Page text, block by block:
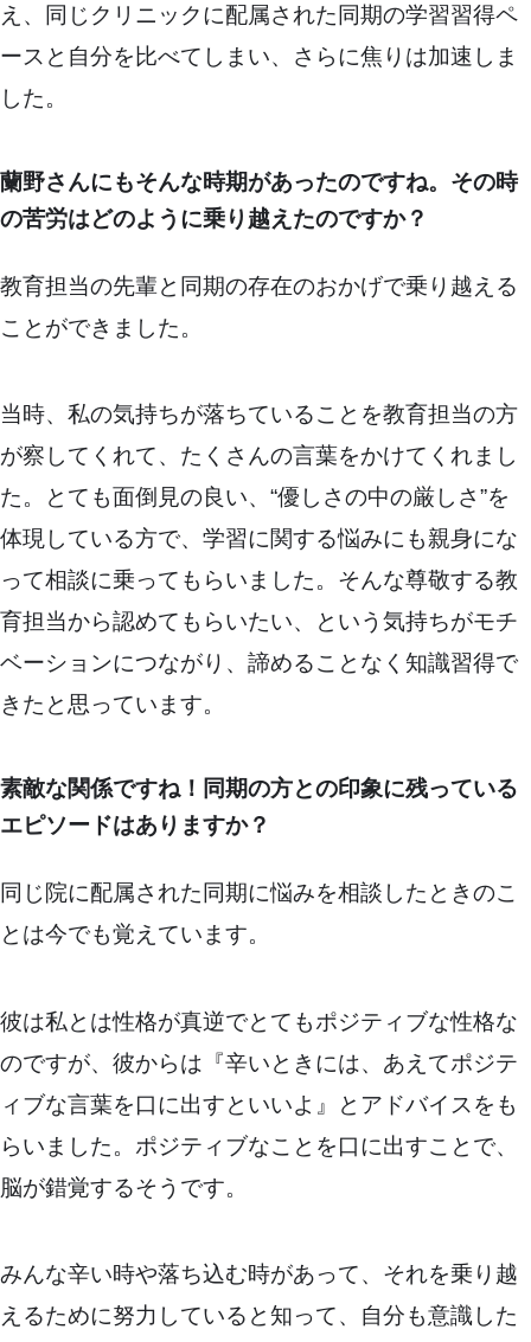
え、同じクリニックに配属された同期の学習習得ペ
ースと自分を比べてしまい、さらに焦りは加速しま
した。
蘭野さんにもそんな時期があったのですね。その時
の苦労はどのように乗り越えたのですか？
教育担当の先輩と同期の存在のおかげで乗り越える
ことができました。
当時、私の気持ちが落ちていることを教育担当の方
が察してくれて、たくさんの言葉をかけてくれまし
た。とても面倒見の良い、“優しさの中の厳しさ”を
体現している方で、学習に関する悩みにも親身にな
って相談に乗ってもらいました。そんな尊敬する教
育担当から認めてもらいたい、という気持ちがモチ
ベーションにつながり、諦めることなく知識習得で
きたと思っています。
素敵な関係ですね！同期の方との印象に残っている
エピソードはありますか？
同じ院に配属された同期に悩みを相談したときのこ
とは今でも覚えています。
彼は私とは性格が真逆でとてもポジティブな性格な
のですが、彼からは『辛いときには、あえてポジテ
ィブな言葉を口に出すといいよ』とアドバイスをも
らいました。ポジティブなことを口に出すことで、
脳が錯覚するそうです。
みんな辛い時や落ち込む時があって、それを乗り越
えるために努力していると知って、自分も意識した